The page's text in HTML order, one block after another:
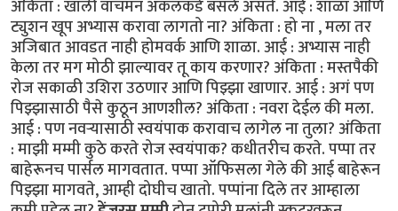
अंकिता : खाली वॉचमन अंकलकडे बसले असते. आई : शाळा आणि
ट्युशन खूप अभ्यास करावा लागतो ना? अंकिता : हो ना , मला तर
अजिबात आवडत नाही होमवर्क आणि शाळा. आई : अभ्यास नाही
केला तर मग मोठी झाल्यावर तू काय करणार? अंकिता : मस्तपैकी
रोज सकाळी उशिरा उठणार आणि पिझ्झा खाणार. आई : अगं पण
पिझ्झासाठी पैसे कुठून आणशील? अंकिता : नवरा देईल की मला.
आई : पण नवऱ्यासाठी स्वयंपाक करावाच लागेल ना तुला? अंकिता
: माझी मम्मी कुठे करते रोज स्वयंपाक? कधीतरीच करते. पप्पा तर
बाहेरूनच पार्सल मागवतात. पप्पा ऑफिसला गेले की आई बाहेरून
पिझ्झा मागवते, आम्ही दोघीच खातो. पप्पांना दिले तर आम्हाला